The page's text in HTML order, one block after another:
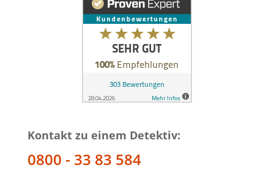
Kontakt zu einem Detektiv:
0800 - 33 83 584